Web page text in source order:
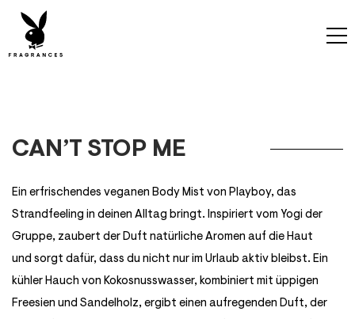
CAN’T STOP ME
Ein erfrischendes veganen Body Mist von Playboy, das
Strandfeeling in deinen Alltag bringt. Inspiriert vom Yogi der
Gruppe, zaubert der Duft natürliche Aromen auf die Haut
und sorgt dafür, dass du nicht nur im Urlaub aktiv bleibst. Ein
kühler Hauch von Kokosnusswasser, kombiniert mit üppigen
Freesien und Sandelholz, ergibt einen aufregenden Duft, der